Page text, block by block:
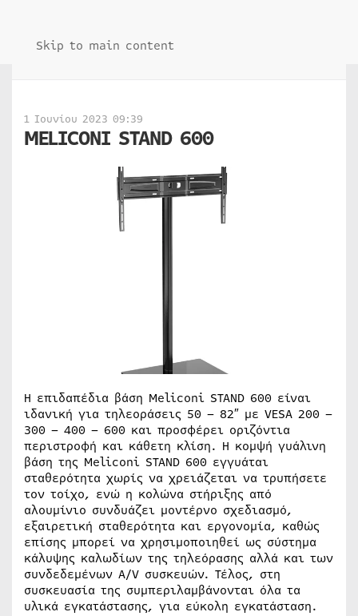
Skip to main content
1 Ιουνίου 2023 09:39
MELICONI STAND 600
Η επιδαπέδια βάση Meliconi STAND 600 είναι
ιδανική για τηλεοράσεις 50 – 82″ με VESA 200 –
300 – 400 – 600 και προσφέρει οριζόντια
περιστροφή και κάθετη κλίση. Η κομψή γυάλινη
βάση της Meliconi STAND 600 εγγυάται
σταθερότητα χωρίς να χρειάζεται να τρυπήσετε
τον τοίχο, ενώ η κολώνα στήριξης από
αλουμίνιο συνδυάζει μοντέρνο σχεδιασμό,
εξαιρετική σταθερότητα και εργονομία, καθώς
επίσης μπορεί να χρησιμοποιηθεί ως σύστημα
κάλυψης καλωδίων της τηλεόρασης αλλά και των
συνδεδεμένων A/V συσκευών. Τέλος, στη
συσκευασία της συμπεριλαμβάνονται όλα τα
υλικά εγκατάστασης, για εύκολη εγκατάσταση.